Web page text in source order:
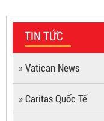
TIN TỨC
» Vatican News
» Caritas Quốc Tế